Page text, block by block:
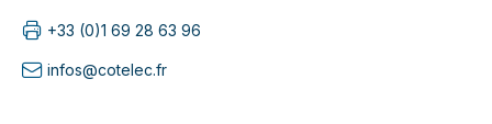
+33 (0)1 69 28 63 96
infos@cotelec.fr